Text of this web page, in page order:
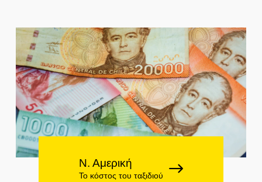
Ν. Αμερική
Το κόστος του ταξιδιού